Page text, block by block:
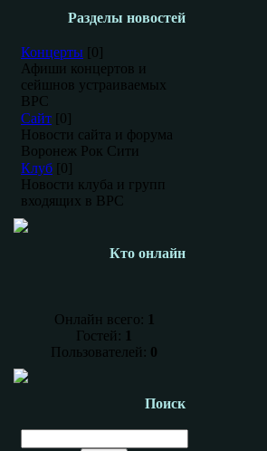
Разделы новостей
Концерты [0]
Афиши концертов и
сейшнов устраиваемых
ВРС
Сайт [0]
Новости сайта и форума
Воронеж Рок Сити
Клуб [0]
Новости клуба и групп
входящих в ВРС
Кто онлайн
Онлайн всего: 1
Гостей: 1
Пользователей: 0
Поиск